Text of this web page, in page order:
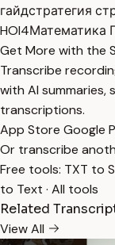
гайдстратегия
HOI4Математика
Get More with the
Transcribe
with AI summaries,
transcriptions.
App Store Google
Or transcribe
Free tools: TXT to
to Text · All tools
Related
View All